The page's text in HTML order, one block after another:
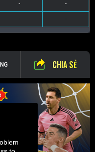
- -
- -
- -
CHIA SẺ